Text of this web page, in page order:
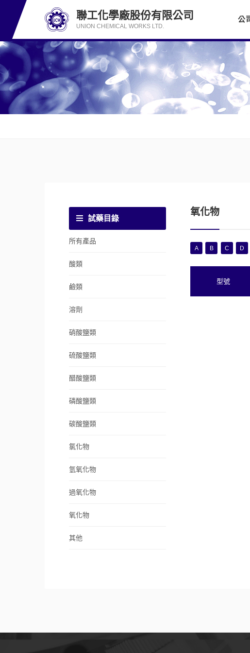
試藥目錄
所有產品
酸類
鹼類
溶劑
硝酸鹽類
硫酸鹽類
醋酸鹽類
磷酸鹽類
碳酸鹽類
氯化物
氫氧化物
過氧化物
氧化物
其他
氧化物
A B C D
型號
聯工化學廠股份有限公司
UNION CHEMICAL WORKS LTD.
公